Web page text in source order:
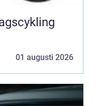
01 augusti 2026